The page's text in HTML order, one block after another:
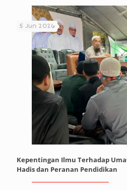
5 Jun 2026
Kepentingan Ilmu Terhadap
Hadis dan Peranan Pendidikan